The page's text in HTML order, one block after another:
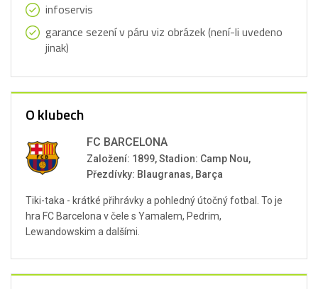
infoservis
garance sezení v páru viz obrázek (není-li uvedeno
jinak)
O klubech
FC BARCELONA
Založení: 1899, Stadion: Camp Nou,
Přezdívky: Blaugranas, Barça
Tiki-taka - krátké přihrávky a pohledný útočný fotbal. To je
hra FC Barcelona v čele s Yamalem, Pedrim,
Lewandowskim a dalšími.